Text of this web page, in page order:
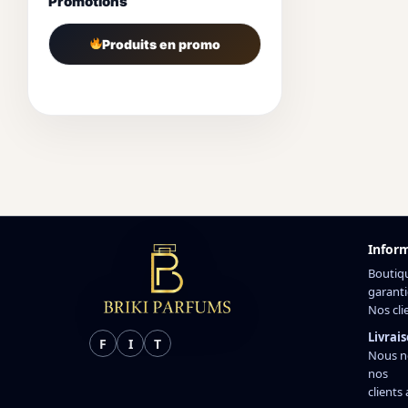
Produits en promo
F I T
Nos
Nous
nos
clients